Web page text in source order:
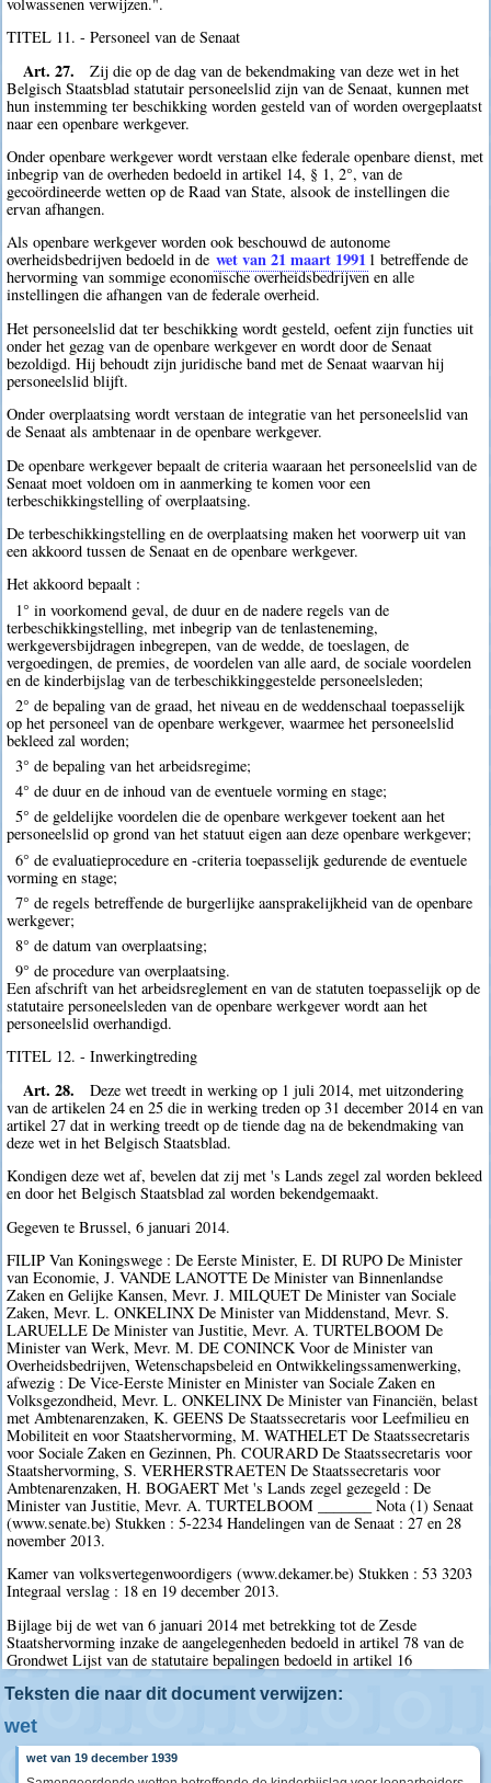
TITEL 11. - Personeel van de Senaat
Art. 27.
Zij die op de dag van de bekendmaking van deze wet in het
Belgisch Staatsblad statutair personeelslid zijn van de Senaat, kunnen met
hun instemming ter beschikking worden gesteld van of worden overgeplaatst
naar een openbare werkgever.
Onder openbare werkgever wordt verstaan elke federale openbare dienst, met
inbegrip van de overheden bedoeld in artikel 14, § 1, 2°, van de
gecoördineerde wetten op de Raad van State, alsook de instellingen die
ervan afhangen.
Als openbare werkgever worden ook beschouwd de autonome
overheidsbedrijven bedoeld in de wet van 21 maart 1991 1 betreffende de
hervorming van sommige economische overheidsbedrijven en alle
instellingen die afhangen van de federale overheid.
Het personeelslid dat ter beschikking wordt gesteld, oefent zijn functies uit
onder het gezag van de openbare werkgever en wordt door de Senaat
bezoldigd. Hij behoudt zijn juridische band met de Senaat waarvan hij
personeelslid blijft.
Onder overplaatsing wordt verstaan de integratie van het personeelslid van
de Senaat als ambtenaar in de openbare werkgever.
De openbare werkgever bepaalt de criteria waaraan het personeelslid van de
Senaat moet voldoen om in aanmerking te komen voor een
terbeschikkingstelling of overplaatsing.
De terbeschikkingstelling en de overplaatsing maken het voorwerp uit van
een akkoord tussen de Senaat en de openbare werkgever.
Het akkoord bepaalt :
1° in voorkomend geval, de duur en de nadere regels van de
terbeschikkingstelling, met inbegrip van de tenlasteneming,
werkgeversbijdragen inbegrepen, van de wedde, de toeslagen, de
vergoedingen, de premies, de voordelen van alle aard, de sociale voordelen
en de kinderbijslag van de terbeschikkinggestelde personeelsleden;
2° de bepaling van de graad, het niveau en de weddenschaal toepasselijk
op het personeel van de openbare werkgever, waarmee het personeelslid
bekleed zal worden;
3° de bepaling van het arbeidsregime;
4° de duur en de inhoud van de eventuele vorming en stage;
5° de geldelijke voordelen die de openbare werkgever toekent aan het
personeelslid op grond van het statuut eigen aan deze openbare werkgever;
6° de evaluatieprocedure en -criteria toepasselijk gedurende de eventuele
vorming en stage;
7° de regels betreffende de burgerlijke aansprakelijkheid van de openbare
werkgever;
8° de datum van overplaatsing;
9° de procedure van overplaatsing.
Een afschrift van het arbeidsreglement en van de statuten toepasselijk op de
statutaire personeelsleden van de openbare werkgever wordt aan het
personeelslid overhandigd.
TITEL 12. - Inwerkingtreding
Art. 28.
Deze wet treedt in werking op 1 juli 2014, met uitzondering
van de artikelen 24 en 25 die in werking treden op 31 december 2014 en van
artikel 27 dat in werking treedt op de tiende dag na de bekendmaking van
deze wet in het Belgisch Staatsblad.
Kondigen deze wet af, bevelen dat zij met 's Lands zegel zal worden bekleed
en door het Belgisch Staatsblad zal worden bekendgemaakt.
Gegeven te Brussel, 6 januari 2014.
FILIP Van Koningswege : De Eerste Minister, E. DI RUPO De Minister
van Economie, J. VANDE LANOTTE De Minister van Binnenlandse
Zaken en Gelijke Kansen, Mevr. J. MILQUET De Minister van Sociale
Zaken, Mevr. L. ONKELINX De Minister van Middenstand, Mevr. S.
LARUELLE De Minister van Justitie, Mevr. A. TURTELBOOM De
Minister van Werk, Mevr. M. DE CONINCK Voor de Minister van
Overheidsbedrijven, Wetenschapsbeleid en Ontwikkelingssamenwerking,
afwezig : De Vice-Eerste Minister en Minister van Sociale Zaken en
Volksgezondheid, Mevr. L. ONKELINX De Minister van Financiën, belast
met Ambtenarenzaken, K. GEENS De Staatssecretaris voor Leefmilieu en
Mobiliteit en voor Staatshervorming, M. WATHELET De Staatssecretaris
voor Sociale Zaken en Gezinnen, Ph. COURARD De Staatssecretaris voor
Staatshervorming, S. VERHERSTRAETEN De Staatssecretaris voor
Ambtenarenzaken, H. BOGAERT Met 's Lands zegel gezegeld : De
Minister van Justitie, Mevr. A. TURTELBOOM _______ Nota (1) Senaat
(www.senate.be) Stukken : 5-2234 Handelingen van de Senaat : 27 en 28
november 2013.
Kamer van volksvertegenwoordigers (www.dekamer.be) Stukken : 53 3203
Integraal verslag : 18 en 19 december 2013.
Bijlage bij de wet van 6 januari 2014 met betrekking tot de Zesde
Staatshervorming inzake de aangelegenheden bedoeld in artikel 78 van de
Grondwet Lijst van de statutaire bepalingen bedoeld in artikel 16
Teksten die naar dit document verwijzen:
wet
wet van 19 december 1939